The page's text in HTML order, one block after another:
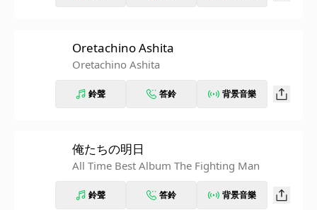
Oretachino Ashita
Oretachino Ashita
鈴聲 答鈴 背景音樂
俺たちの明日
All Time Best Album The Fighting Man
鈴聲 答鈴 背景音樂